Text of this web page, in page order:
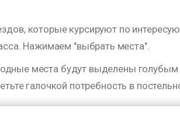
которые курсируют по
Нажимаем "выбрать места".
места будут выделены голубым
галочкой потребность в